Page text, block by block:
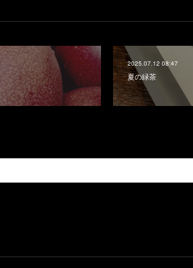
2025.07.12 08:47
夏の緑茶